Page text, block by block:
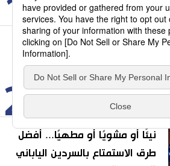
1 24/07/2026
2
رحيل هيغاشينو كيغو.. مسيرة
استثنائية لعملاق الأدب البوليسي
الياباني
03/08/2026
نيئًا أو مشويًا أو مطهيًا... أفضل
طرق الاستمتاع بالسردين الياباني